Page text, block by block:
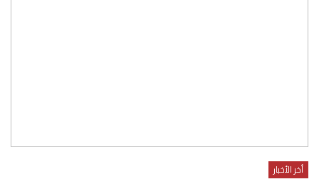
أخر الأخبار